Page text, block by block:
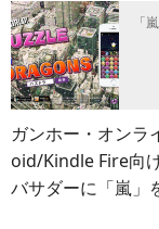
「
ガンホー・オン
oid/Kindle Fire向
バサダーに「嵐」